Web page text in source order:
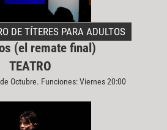
DE TÍTERES PARA ADULTOS
(el remate final)
TEATRO
Octubre. Funciones: Viernes 20:00